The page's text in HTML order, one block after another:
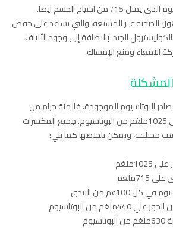
ناهيك عن وجود المغنيسيوم الذي يمثل 15٪ من احتياج الجسم ايضا.
الصحية غير المشبعة، والتي تساعد على خفض
الجيد. بالاضافة إلى وجود الألياف،
الأمعاء ومنع الإمساك.
البوتاسيوم الموجودة. فالمئة جرام من
الفستق الحلبي يحتوي على 1025ملغم من البوتاسيوم. جميع المكسرات
مختلفة، ويمكن تلخيصها كما يلي: